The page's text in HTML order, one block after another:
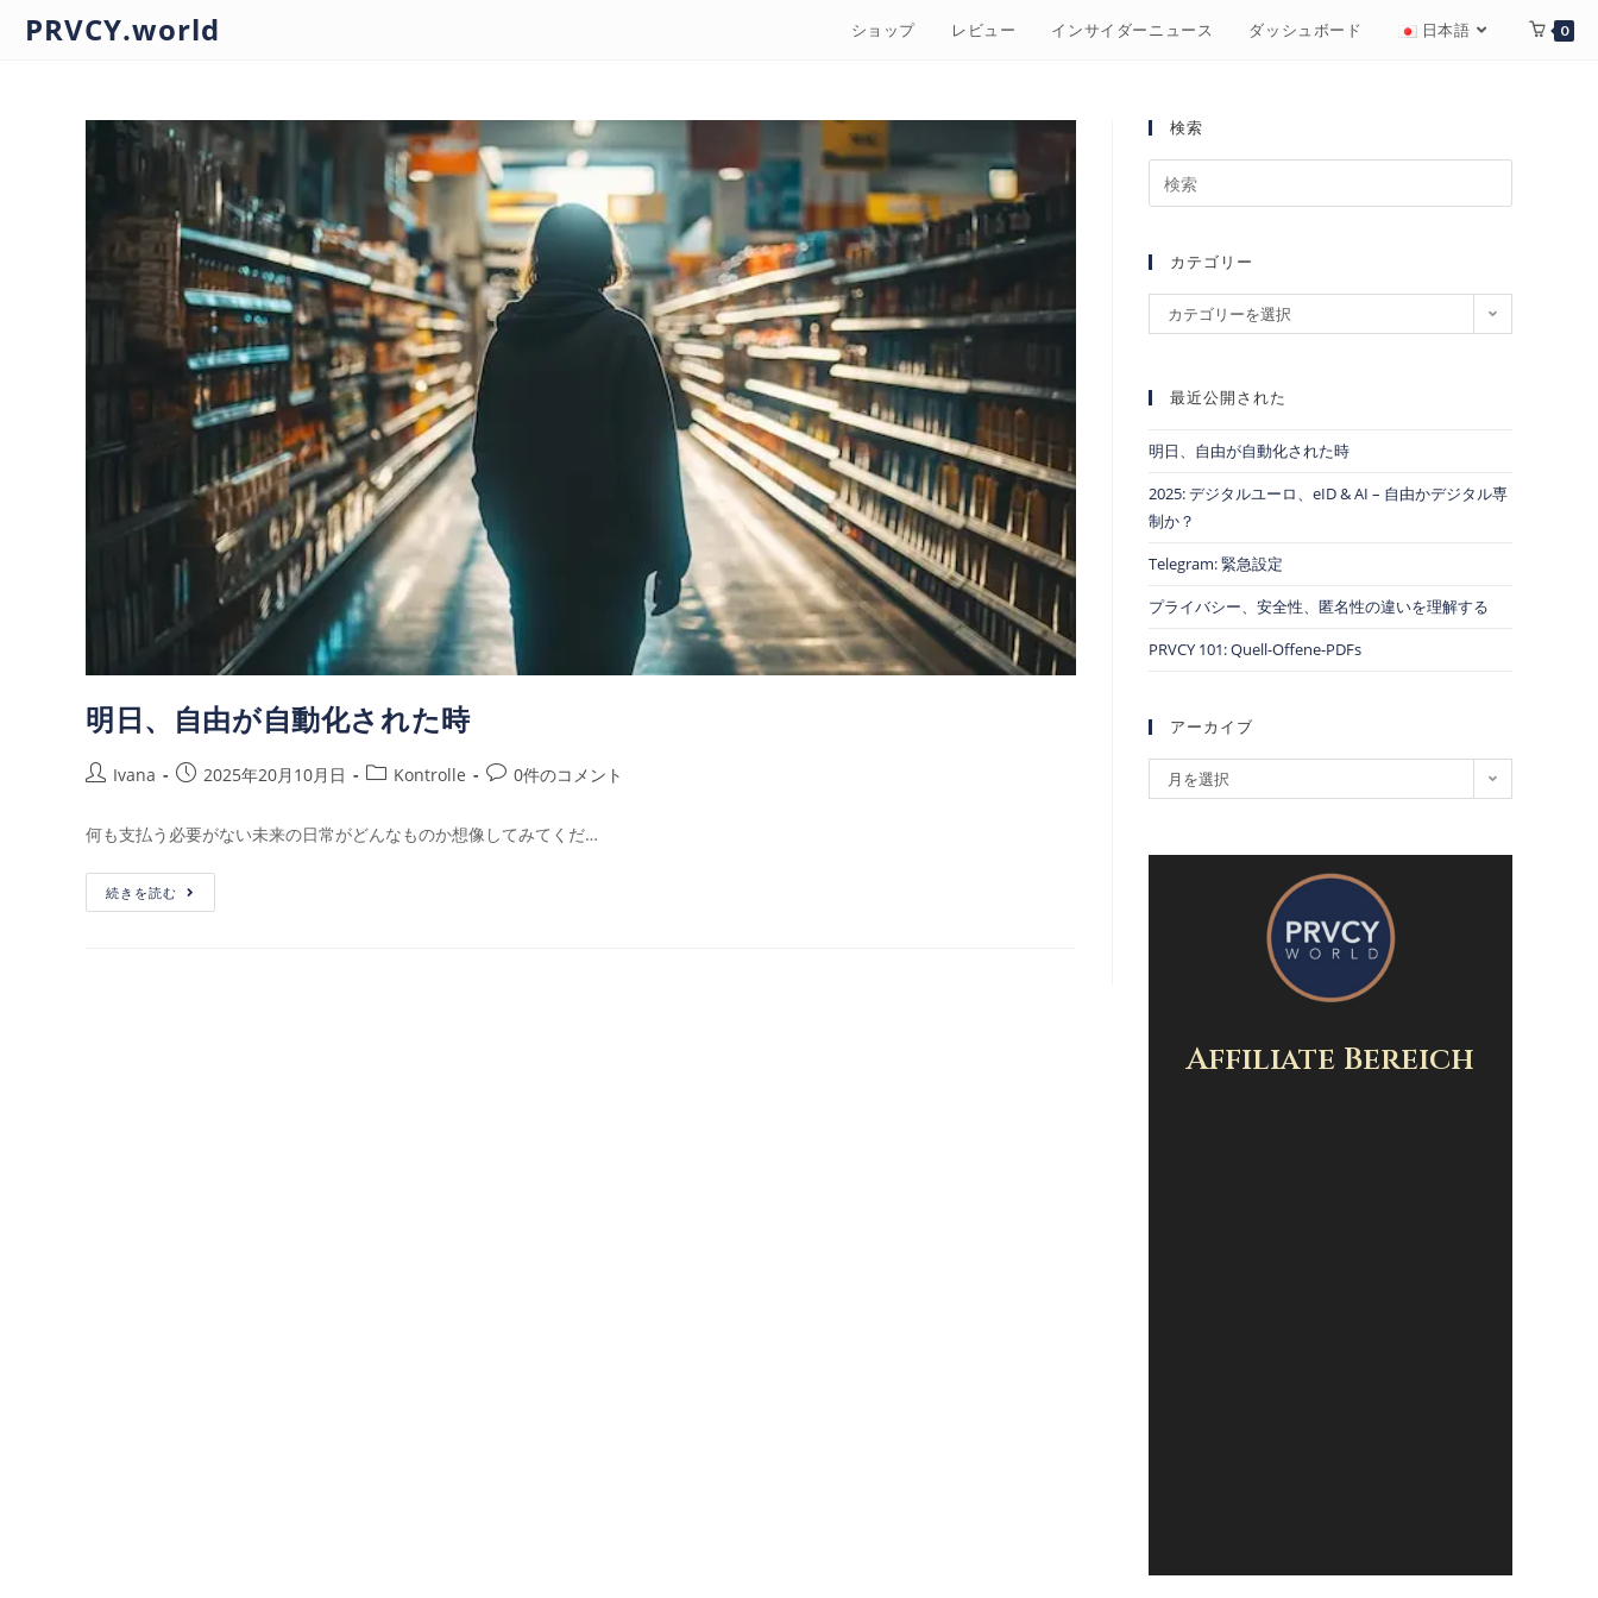
PRVCY.world ショップ レビュー インサイダーニュース ダッシュボード 日本語 0
明日、自由が自動化された時
Ivana 2025年20月10月日 Kontrolle 0件のコメント
何も支払う必要がない未来の日常がどんなものか想像してみてくだ…
続きを読む
検索
カテゴリー
カテゴリーを選択
最近公開された
明日、自由が自動化された時
2025: デジタルユーロ、eID & AI – 自由かデジタル専
制か？
Telegram: 緊急設定
プライバシー、安全性、匿名性の違いを理解する
PRVCY 101: Quell-Offene-PDFs
アーカイブ
月を選択
Affiliate Bereich